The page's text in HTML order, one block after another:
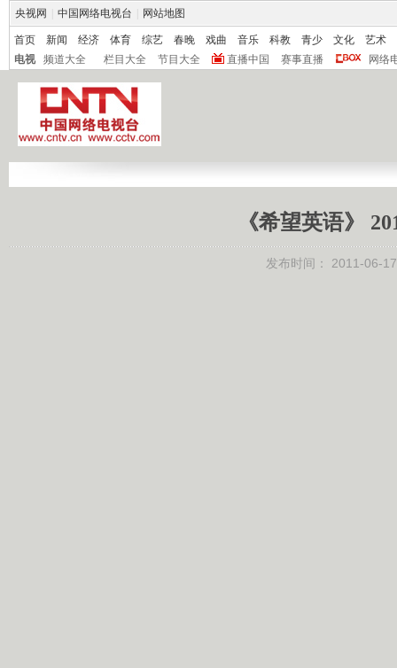
央视网 中国网络电视台 网站地图
首页 新闻 经济 体育 综艺 春晚 戏曲 音乐 科教 青少 文化
艺术
电视
频道大全 栏目大全 节目大全 直播中国 赛事直播 网络
《希望英语》
发布时间： 2011-06-